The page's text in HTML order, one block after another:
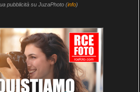
pubblicità su JuzaPhoto (info)